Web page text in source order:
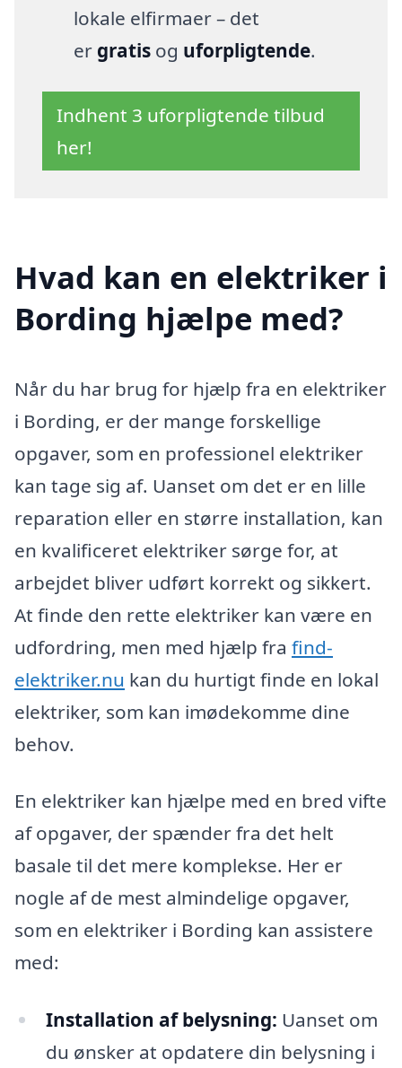
lokale elfirmaer – det
er gratisog uforpligtende.
Indhent 3 uforpligtende tilbud
her!
Hvad kan en elektriker i
Bording hjælpe med?
Når du har brug for hjælp fra en elektriker
i Bording, er der mange forskellige
opgaver, som en professionel elektriker
kan tage sig af. Uanset om det er en lille
reparation eller en større installation, kan
en kvalificeret elektriker sørge for, at
arbejdet bliver udført korrekt og sikkert.
At finde den rette elektriker kan være en
udfordring, men med hjælp fra find-
elektriker.nu kan du hurtigt finde en lokal
elektriker, som kan imødekomme dine
behov.
En elektriker kan hjælpe med en bred vifte
af opgaver, der spænder fra det helt
basale til det mere komplekse. Her er
nogle af de mest almindelige opgaver,
som en elektriker i Bording kan assistere
med:
Installation af belysning: Uanset om
du ønsker at opdatere din belysning i